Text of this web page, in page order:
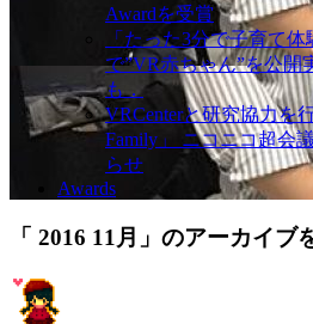
Awardを受賞
「たった3分で子育て
で”VR赤ちゃん”を公開
も．
VRCenterと研究協力を
Family」 ニコニコ超会
らせ
Awards
「 2016 11月」のアーカイブ